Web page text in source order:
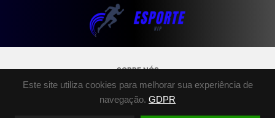
Este site utiliza cookies para melhorar sua experiência de
navegação. GDPR
SOBRE NÓS
POLÍTICA DE PRIVACIDADE
TERMOS E CONDIÇÕES
FALE CONOSCO